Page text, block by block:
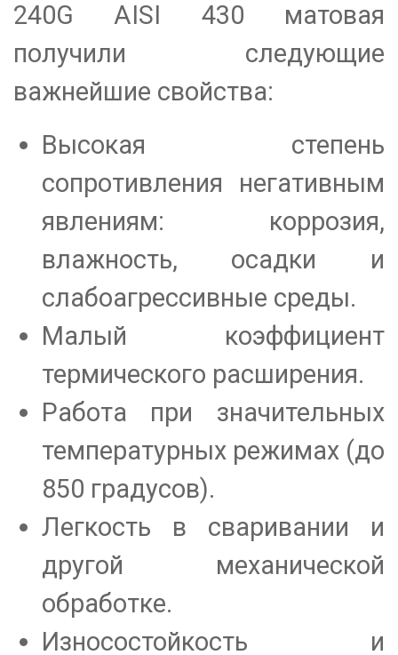
240G AISI 430 матовая
получили следующие
важнейшие свойства:
Высокая степень
сопротивления негативным
явлениям: коррозия,
влажность, осадки и
слабоагрессивные среды.
Малый коэффициент
термического расширения.
Работа при значительных
температурных режимах (до
850 градусов).
Легкость в сваривании и
другой механической
обработке.
Износостойкость и